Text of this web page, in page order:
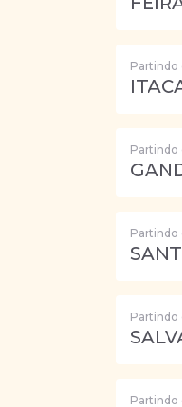
Partindo
Partindo
Partindo
Partindo
Partindo